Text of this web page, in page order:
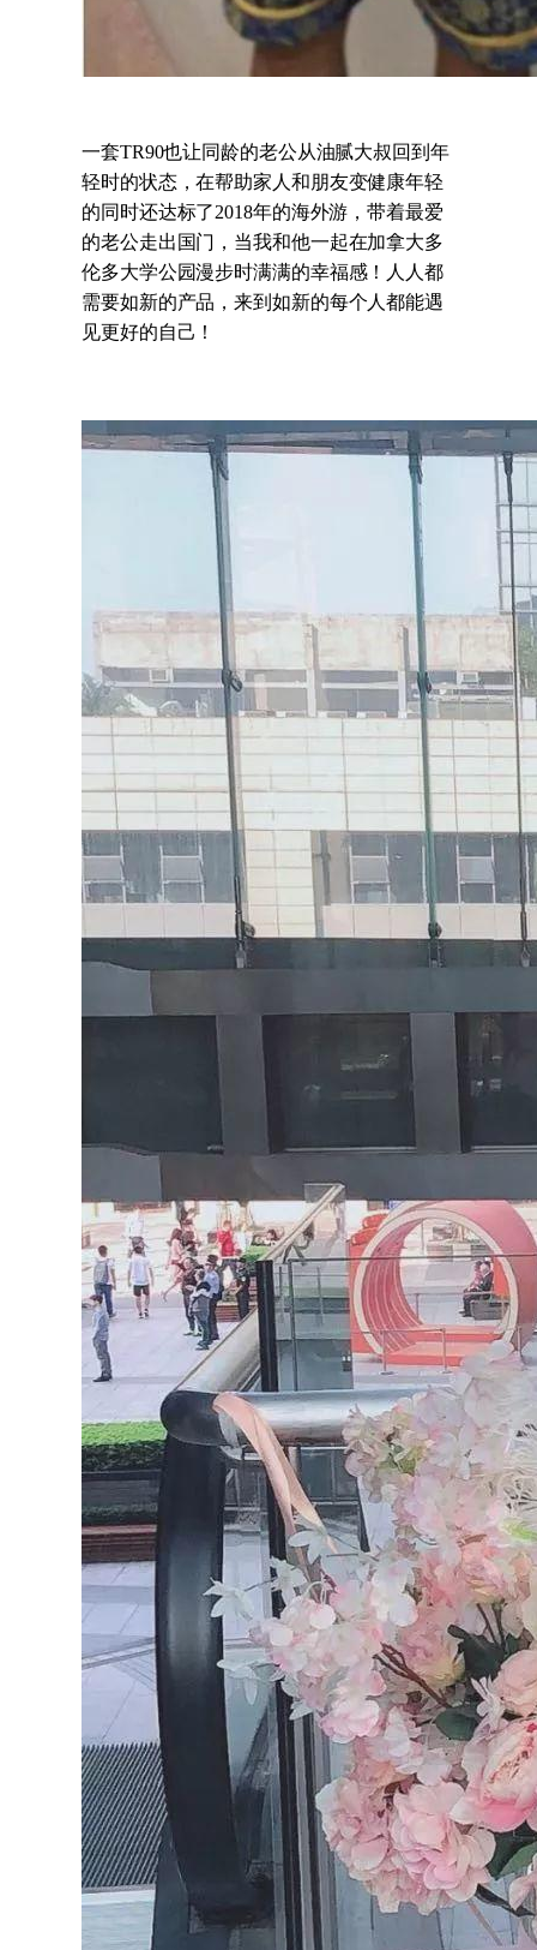
一套TR90也让同龄的老公从油腻大叔回到年
轻时的状态，在帮助家人和朋友变健康年轻
的同时还达标了2018年的海外游，带着最爱
的老公走出国门，当我和他一起在加拿大多
伦多大学公园漫步时满满的幸福感！人人都
需要如新的产品，来到如新的每个人都能遇
见更好的自己！